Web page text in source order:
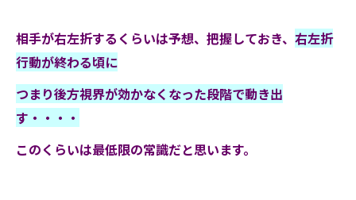
相手が右左折するくらいは予想、把握しておき、 右左折
行動が終わる頃に
つまり後方視界が効かなくなった段階で動き出
す・・・・
このくらいは最低限の常識だと思います。